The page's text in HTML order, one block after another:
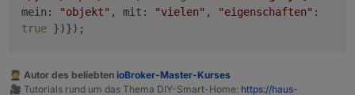
mein : "objekt" , mit : "vielen" , "eigenschaften" :
true })});
🧑‍🎓 Autor des beliebten ioBroker-Master-Kurses
🎥 Tutorials rund um das Thema DIY-Smart-Home: https://haus-